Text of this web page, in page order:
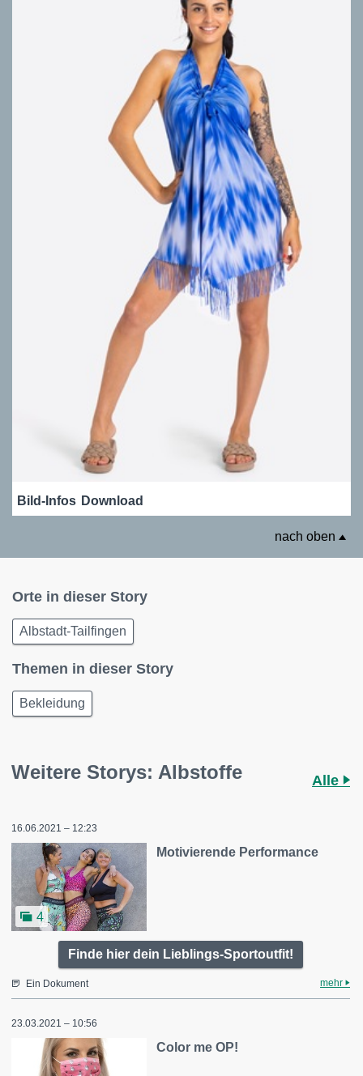
Bild-Infos Download
nach oben
Orte in dieser Story
Albstadt-Tailfingen
Themen in dieser Story
Bekleidung
Weitere Storys: Albstoffe Alle
16.06.2021 – 12:23
4
Motivierende Performance
Finde hier dein Lieblings-Sportoutfit!
Ein Dokument mehr
23.03.2021 – 10:56
Color me OP!